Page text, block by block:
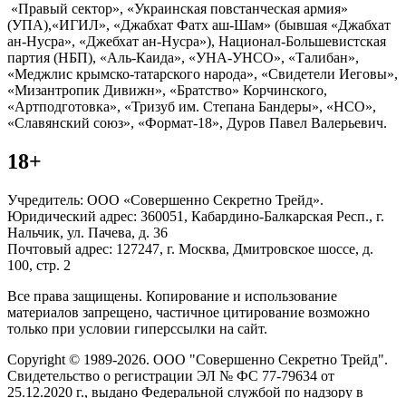
«Правый сектор», «Украинская повстанческая армия»
(УПА),«ИГИЛ», «Джабхат Фатх аш-Шам» (бывшая «Джабхат
ан-Нусра», «Джебхат ан-Нусра»), Национал-Большевистская
партия (НБП), «Аль-Каида», «УНА-УНСО», «Талибан»,
«Меджлис крымско-татарского народа», «Свидетели Иеговы»,
«Мизантропик Дивижн», «Братство» Корчинского,
«Артподготовка», «Тризуб им. Степана Бандеры», «НСО»,
«Славянский союз», «Формат-18», Дуров Павел Валерьевич.
18+
Учредитель: ООО «Совершенно Секретно Трейд».
Юридический адрес: 360051, Кабардино-Балкарская Респ., г.
Нальчик, ул. Пачева, д. 36
Почтовый адрес: 127247, г. Москва, Дмитровское шоссе, д.
100, стр. 2
Все права защищены. Копирование и использование
материалов запрещено, частичное цитирование возможно
только при условии гиперссылки на сайт.
Copyright © 1989-2026. ООО "Совершенно Секретно Трейд".
Свидетельство о регистрации ЭЛ № ФС 77-79634 от
25.12.2020 г., выдано Федеральной службой по надзору в